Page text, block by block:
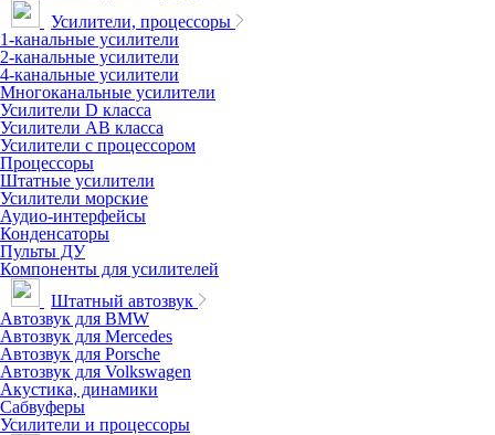
Усилители, процессоры
1-канальные усилители
2-канальные усилители
4-канальные усилители
Многоканальные усилители
Усилители D класса
Усилители АВ класса
Усилители с процессором
Процессоры
Штатные усилители
Усилители морские
Аудио-интерфейсы
Конденсаторы
Пульты ДУ
Компоненты для усилителей
Штатный автозвук
Автозвук для BMW
Автозвук для Mercedes
Автозвук для Porsche
Автозвук для Volkswagen
Акустика, динамики
Сабвуферы
Усилители и процессоры